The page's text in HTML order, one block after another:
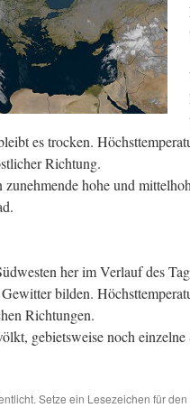
es trocken.
Richtung.
hohe und
her im Verlauf des
bilden.
Richtungen.
gebietsweise noch einzelne
Setze ein Lesezeichen für den